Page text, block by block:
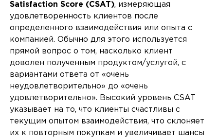
Satisfaction Score (CSAT), измеряющая
удовлетворенность клиентов после
определенного взаимодействия или опыта с
компанией. Обычно для этого используется
прямой вопрос о том, насколько клиент
доволен полученным продуктом/услугой, с
вариантами ответа от «очень
неудовлетворительно» до «очень
удовлетворительно». Высокий уровень CSAT
указывает на то, что клиенты счастливы с
текущим опытом взаимодействия, что склоняет
их к повторным покупкам и увеличивает шансы